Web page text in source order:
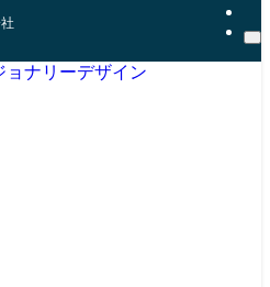
ョナリーデザイン